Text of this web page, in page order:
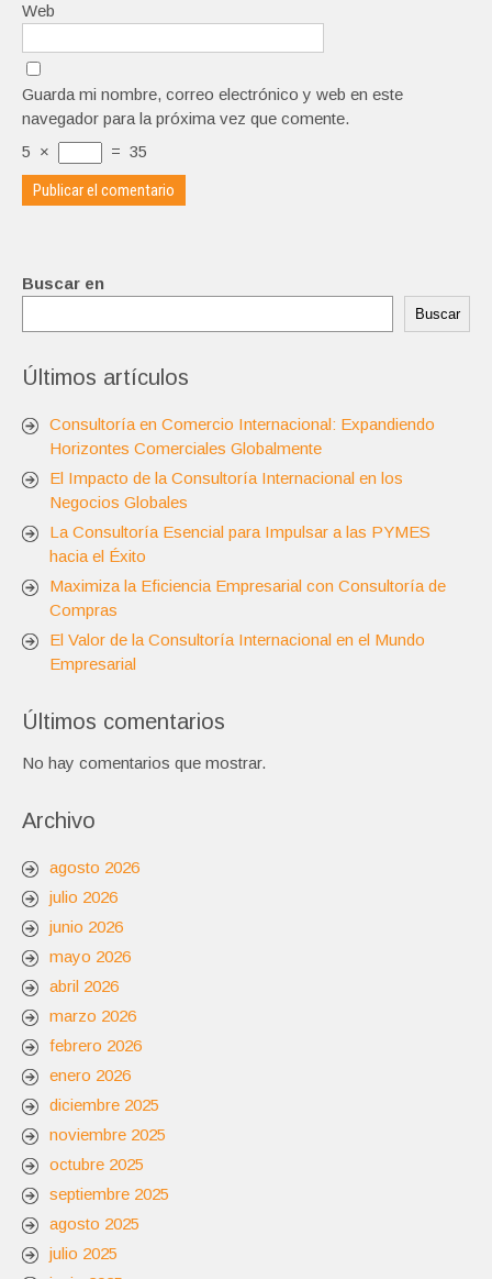
Web
Guarda mi nombre, correo electrónico y web en este
navegador para la próxima vez que comente.
5 × = 35
Buscar en
Buscar
Últimos artículos
Consultoría en Comercio Internacional: Expandiendo
Horizontes Comerciales Globalmente
El Impacto de la Consultoría Internacional en los
Negocios Globales
La Consultoría Esencial para Impulsar a las PYMES
hacia el Éxito
Maximiza la Eficiencia Empresarial con Consultoría de
Compras
El Valor de la Consultoría Internacional en el Mundo
Empresarial
Últimos comentarios
No hay comentarios que mostrar.
Archivo
agosto 2026
julio 2026
junio 2026
mayo 2026
abril 2026
marzo 2026
febrero 2026
enero 2026
diciembre 2025
noviembre 2025
octubre 2025
septiembre 2025
agosto 2025
julio 2025